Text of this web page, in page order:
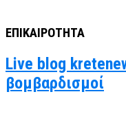
ΕΠΙΚΑΙΡΟΤΗΤΑ
Live blog
βομβαρδισμοί